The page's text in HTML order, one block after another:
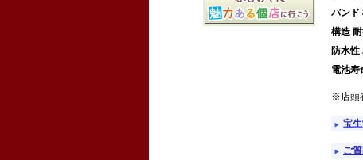
バンド
構造
防水
電池寿
※店頭
宝
ご